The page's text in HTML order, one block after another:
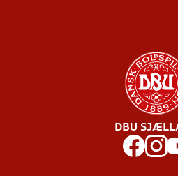
DBU